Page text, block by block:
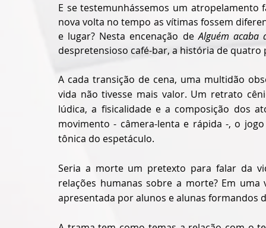
E se testemunhássemos um atropelamento
nova volta no tempo as vítimas fossem
e lugar? Nesta encenação de Alguém
despretensioso café-bar, a história de
A cada transição de cena, uma multidão
vida não tivesse mais valor. Um retrato
lúdica, a fisicalidade e a composição dos
movimento - câmera-lenta e rápida -, o
tônica do espetáculo.
Seria a morte um pretexto para falar da
relações humanas sobre a morte? Em
apresentada por alunos e alunas formandos